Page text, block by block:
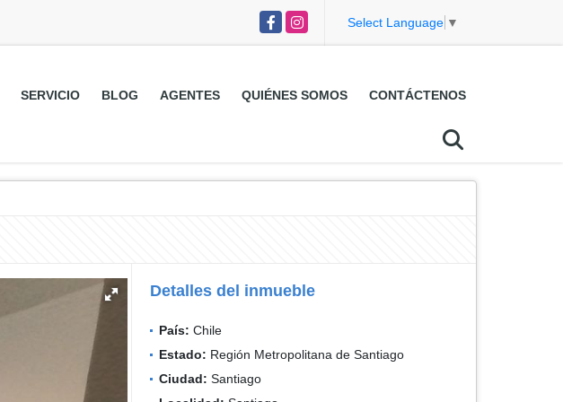
FacebookInstagram Select Language ▼
SERVICIO BLOG AGENTES QUIÉNES SOMOS CONTÁCTENOS
Detalles del inmueble
País: Chile
Estado: Región Metropolitana de Santiago
Ciudad: Santiago